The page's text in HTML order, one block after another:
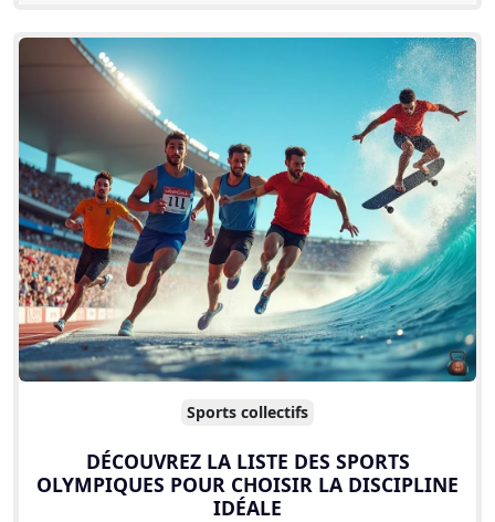
Sports collectifs
DÉCOUVREZ LA LISTE DES SPORTS
OLYMPIQUES POUR CHOISIR LA DISCIPLINE
IDÉALE